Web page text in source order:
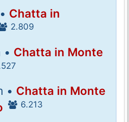
Chatta in
2.809
• Chatta in Monte
• Chatta in Monte
6.213